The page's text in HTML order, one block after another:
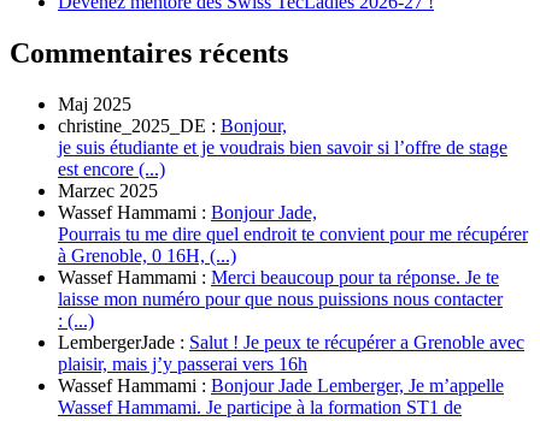
Commentaires récents
Maj 2025
christine_2025_DE : Bonjour,
je suis étudiante et je voudrais bien savoir si l’offre de stage
est encore (...)
Marzec 2025
Wassef Hammami : Bonjour Jade,
Pourrais tu me dire quel endroit te convient pour me récupérer
à Grenoble, 0 16H, (...)
Wassef Hammami : Merci beaucoup pour ta réponse. Je te
laisse mon numéro pour que nous puissions nous contacter
: (...)
LembergerJade : Salut ! Je peux te récupérer a Grenoble avec
plaisir, mais j’y passerai vers 16h
Wassef Hammami : Bonjour Jade Lemberger, Je m’appelle
Wassef Hammami. Je participe à la formation ST1 de